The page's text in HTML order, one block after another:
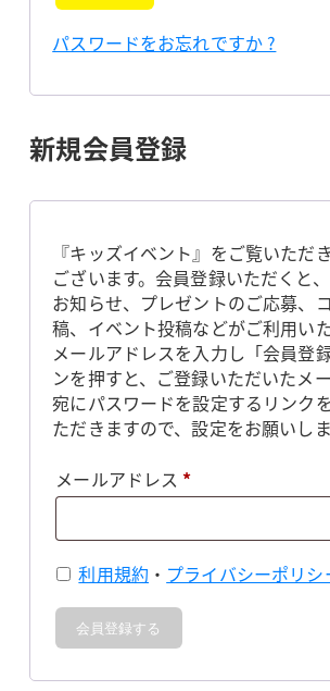
パスワードをお忘れですか ?
新規会員登録
『キッズイベント』をご覧いただ
ございます。会員登録いただくと
お知らせ、プレゼントのご応募、
稿、イベント投稿などがご利用いた
メールアドレスを入力し「会員登
ンを押すと、ご登録いただいたメ
宛にパスワードを設定するリンク
ただきますので、設定をお願いしま
メールアドレス *必
利用規約 ・ プライバシーポリシ
会員登録する